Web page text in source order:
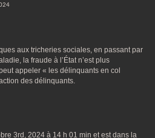
aux tricheries sociales, en passant par
la fraude à l’État n’est plus
appeler « les délinquants en col
des délinquants.
3rd, 2024 à 14 h 01 min et est dans la